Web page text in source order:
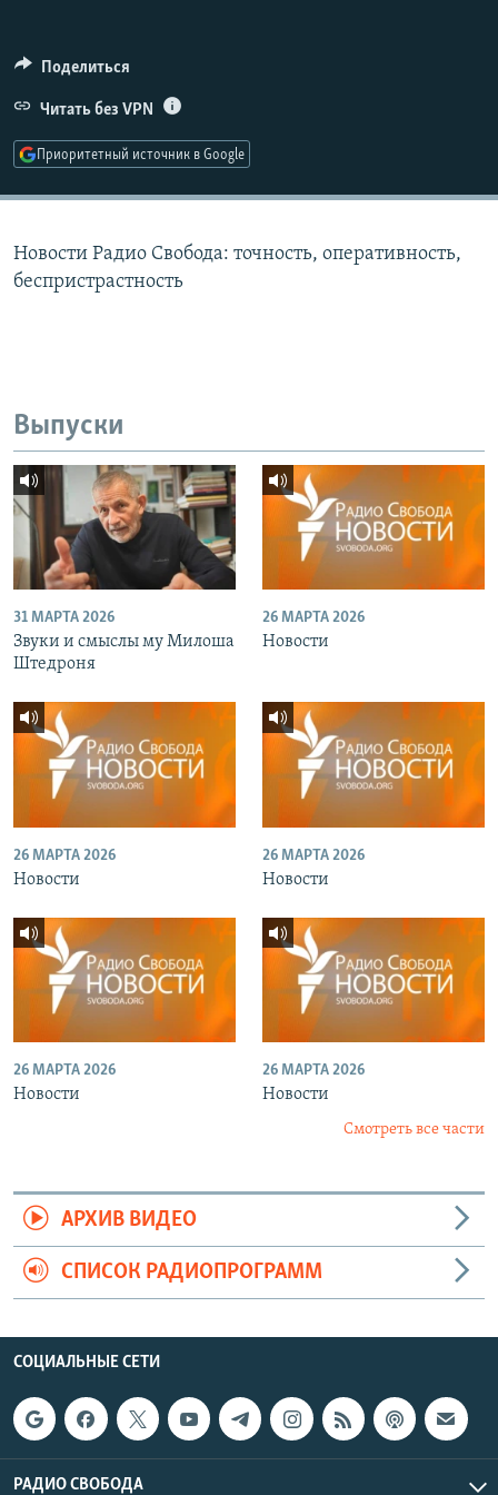
ПОДПИШИТЕСЬ НА РАССЫЛКУ
СОЦИАЛЬНЫЕ СЕТИ
Поделиться
Читать без VPN
Приоритетный источник в Google
Новости Радио Свобода: точность, оперативность,
беспристрастность
Выпуски
31 МАРТА 2026
Звуки и смыслы му Милоша
Штедроня
26 МАРТА 2026
Новости
26 МАРТА 2026
Новости
26 МАРТА 2026
Новости
26 МАРТА 2026
Новости
26 МАРТА 2026
Новости
Смотреть все части
АРХИВ ВИДЕО
СПИСОК РАДИОПРОГРАММ
СОЦИАЛЬНЫЕ СЕТИ
РАДИО СВОБОДА